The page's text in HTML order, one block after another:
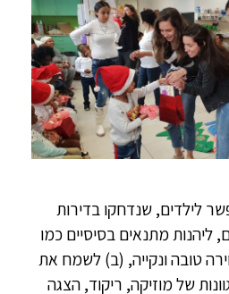
לילדים, שנדחקו בדירות
ליהנות מתנאים בסיסיים כמו
טובה ונקייה, (ב) לשמח את
של מוזיקה, ריקוד, הצגה